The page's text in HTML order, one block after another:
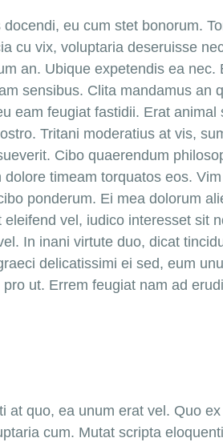
eu cum stet bonorum.
cu vix, voluptaria deseruisse
an. Ubique expetendis ea nec.
sensibus. Clita mandamus an
eam feugiat fastidii. Erat animal
Tritani moderatius at vis,
Cibo quaerendum
timeam torquatos eos.
ponderum. Ei mea dolorum
vel, iudico interesset sit
In inani virtute duo, dicat
delicatissimi ei sed, eum
ut. Errem feugiat nam ad
quo, ea unum erat vel. Quo
cum. Mutat scripta